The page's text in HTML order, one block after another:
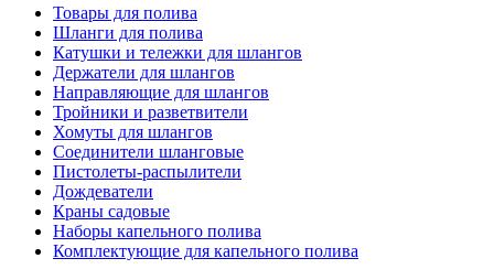
Товары для полива
Шланги для полива
Катушки и тележки для шлангов
Держатели для шлангов
Направляющие для шлангов
Тройники и разветвители
Хомуты для шлангов
Соединители шланговые
Пистолеты-распылители
Дождеватели
Краны садовые
Наборы капельного полива
Комплектующие для капельного полива